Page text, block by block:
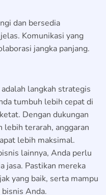
dan bersedia
Komunikasi yang
jangka panjang.
adalah langkah strategis
tumbuh lebih cepat di
Dengan dukungan
lebih terarah, anggaran
lebih maksimal.
lainnya, Anda perlu
jasa. Pastikan mereka
yang baik, serta mampu
Anda.